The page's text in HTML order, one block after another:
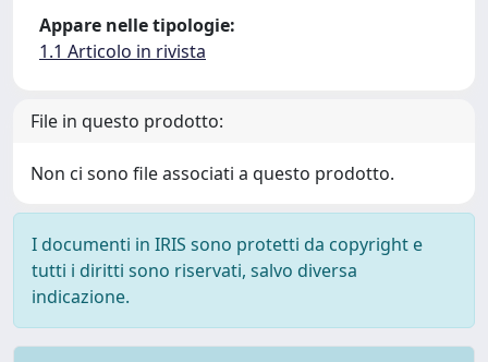
Appare nelle tipologie:
1.1 Articolo in rivista
File in questo prodotto:
Non ci sono file associati a questo prodotto.
I documenti in IRIS sono protetti da copyright e
tutti i diritti sono riservati, salvo diversa
indicazione.